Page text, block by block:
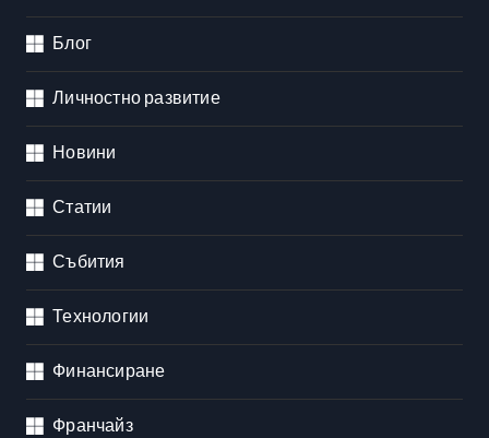
Блог
Личностно развитие
Новини
Статии
Събития
Технологии
Финансиране
Франчайз